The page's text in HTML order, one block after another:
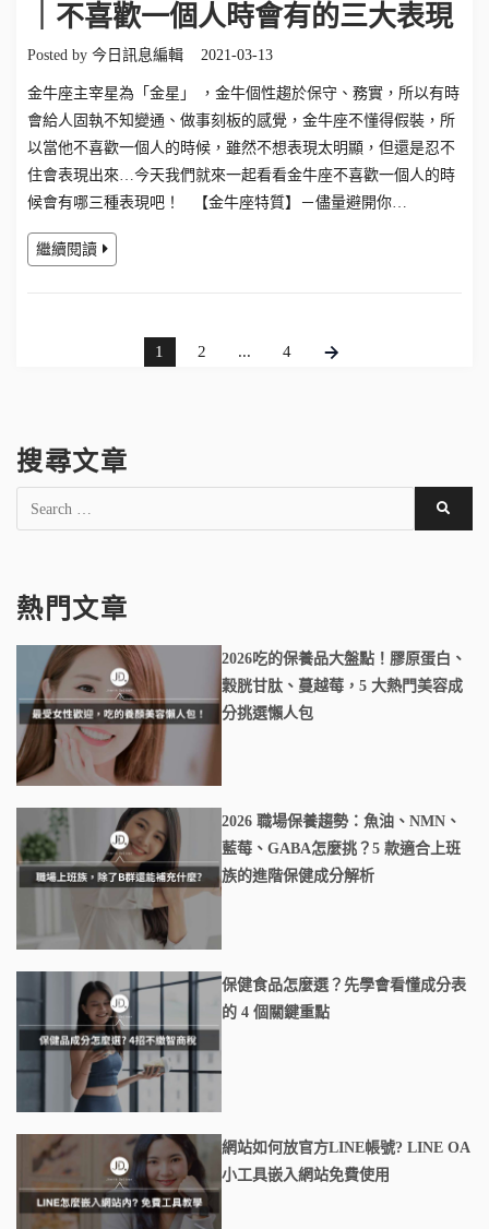
｜不喜歡一個人時會有的三大表現
Posted by 今日訊息編輯 2021-03-13
金牛座主宰星為「金星」 ，金牛個性趨於保守、務實，所以有時
會給人固執不知變通、做事刻板的感覺，金牛座不懂得假裝，所
以當他不喜歡一個人的時候，雖然不想表現太明顯，但還是忍不
住會表現出來…今天我們就來一起看看金牛座不喜歡一個人的時
候會有哪三種表現吧！ 【金牛座特質】－儘量避開你…
繼續閱讀
1 2 ... 4
搜尋文章
熱門文章
2026吃的保養品大盤點！膠原蛋白、
穀胱甘肽、蔓越莓，5 大熱門美容成
分挑選懶人包
2026 職場保養趨勢：魚油、NMN、
藍莓、GABA怎麼挑？5 款適合上班
族的進階保健成分解析
保健食品怎麼選？先學會看懂成分表
的 4 個關鍵重點
網站如何放官方LINE帳號? LINE OA
小工具嵌入網站免費使用